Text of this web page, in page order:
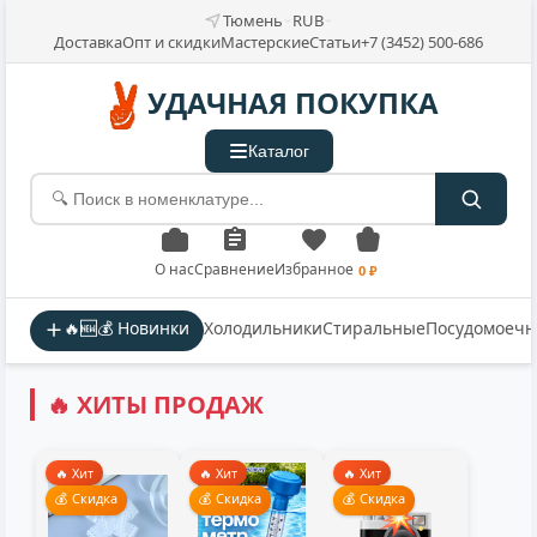
Тюмень RUB
ДоставкаОпт и скидкиМастерскиеСтатьи+7 (3452) 500-686
УДАЧНАЯ ПОКУПКА
Каталог
О насСравнениеИзбранное 0 ₽
🔥🆕💰 Новинки ХолодильникиСтиральные
🔥 ХИТЫ ПРОДАЖ
🔥 Хит
💰 Скидка
🔥 Хит
💰 Скидка
🔥 Хит
💰 Скидка